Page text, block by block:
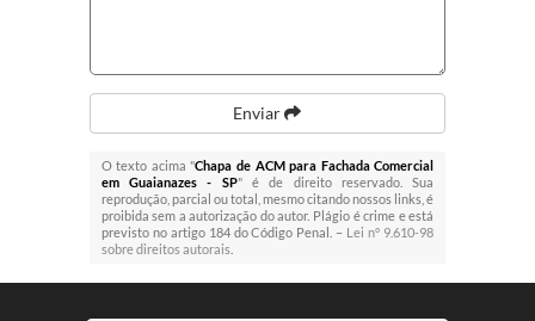
Enviar
O texto acima "Chapa de ACM para Fachada Comercial
em Guaianazes - SP" é de direito reservado. Sua
reprodução, parcial ou total, mesmo citando nossos links, é
proibida sem a autorização do autor. Plágio é crime e está
previsto no artigo 184 do Código Penal. – Lei n° 9.610-98
sobre direitos autorais.